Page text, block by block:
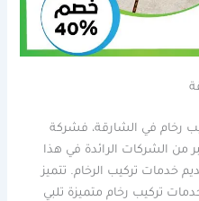
رخام في الشارقة، فشركة
من الشركات الرائدة في هذا
خدمات تركيب الرخام. تتميز
تركيب رخام متميزة تلبي